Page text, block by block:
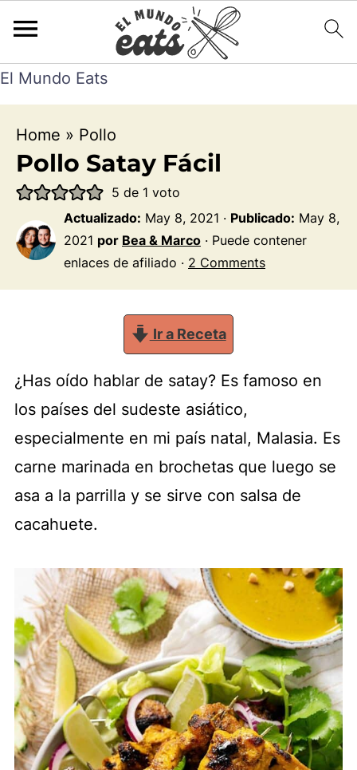
El Mundo Eats
Home » Pollo
Pollo Satay Fácil
5 de 1 voto
Actualizado: May 8, 2021 · Publicado: May 8,
2021 por Bea & Marco · Puede contener
enlaces de afiliado · 2 Comments
Ir a Receta
¿Has oído hablar de satay? Es famoso en
los países del sudeste asiático,
especialmente en mi país natal, Malasia. Es
carne marinada en brochetas que luego se
asa a la parrilla y se sirve con salsa de
cacahuete.